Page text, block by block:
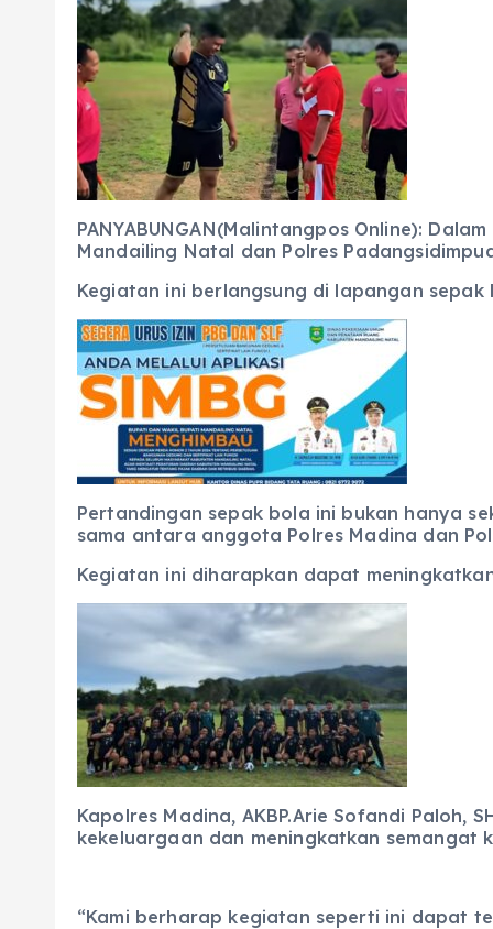
c
e
b
o
o
k
a
ts
A
p
p
e
g
r
a
m
ss
e
n
g
er
ai
l
a
re
PANYABUNGAN(Malintangpos Online):
Mandailing Natal dan Polres
Kegiatan ini berlangsung di lapangan
Pertandingan sepak bola ini bukan hanya
sama antara anggota Polres Madina dan
Kegiatan ini diharapkan dapat
Kapolres Madina, AKBP.Arie Sofandi
kekeluargaan dan meningkatkan semangat
“Kami berharap kegiatan seperti ini dapat